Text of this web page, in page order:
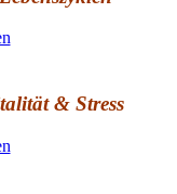
& Stress